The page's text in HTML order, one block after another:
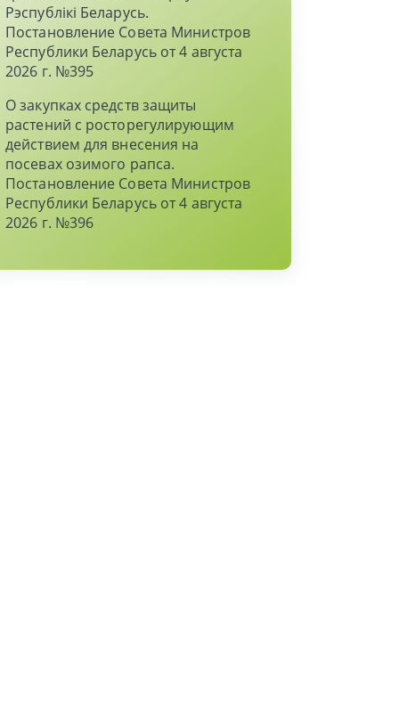
Рэспублiкi Беларусь.
Постановление Совета Министров
Республики Беларусь от 4 августа
2026 г. №395
О закупках средств защиты
растений с росторегулирующим
действием для внесения на
посевах озимого рапса.
Постановление Совета Министров
Республики Беларусь от 4 августа
2026 г. №396